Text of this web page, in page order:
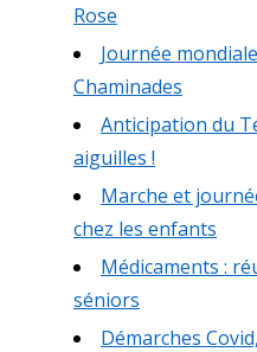
Rose
Journée
Chaminades
Anticipation du
aiguilles !
Marche et
chez les enfants
Médicaments :
séniors
Démarches